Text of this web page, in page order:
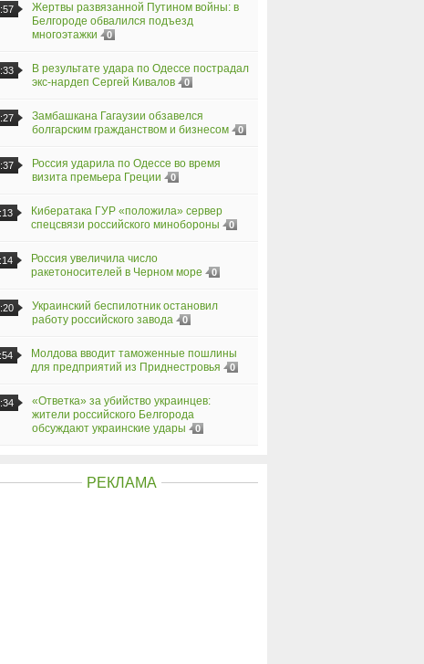
Жертвы развязанной Путином войны: в
Белгороде обвалился подъезд
многоэтажки
0
В результате удара по Одессе пострадал
экс-нардеп Сергей Кивалов
0
Замбашкана Гагаузии обзавелся
болгарским гражданством и бизнесом
0
Россия ударила по Одессе во время
визита премьера Греции
0
Кибератака ГУР «положила» сервер
спецсвязи российского минобороны
0
Россия увеличила число
ракетоносителей в Черном море
0
Украинский беспилотник остановил
работу российского завода
0
Молдова вводит таможенные пошлины
для предприятий из Приднестровья
0
«Ответка» за убийство украинцев:
жители российского Белгорода
обсуждают украинские удары
0
РЕКЛАМА